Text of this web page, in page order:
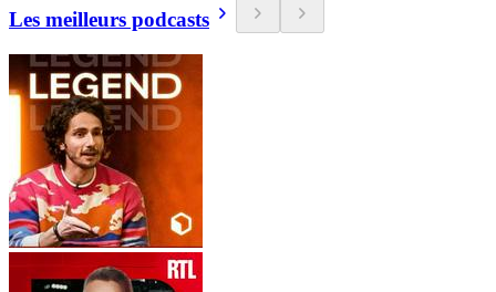
Les meilleurs podcasts